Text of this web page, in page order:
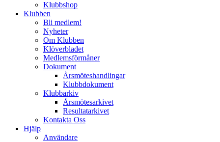
Klubbshop
Klubben
Bli medlem!
Nyheter
Om Klubben
Klöverbladet
Medlemsförmåner
Dokument
Årsmöteshandlingar
Klubbdokument
Klubbarkiv
Årsmötesarkivet
Resultatarkivet
Kontakta Oss
Hjälp
Användare